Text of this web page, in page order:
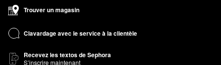
Trouver un magasin
Clavardage avec le service à la clientèle
Recevez les textos de Sephora
S’inscrire maintenant